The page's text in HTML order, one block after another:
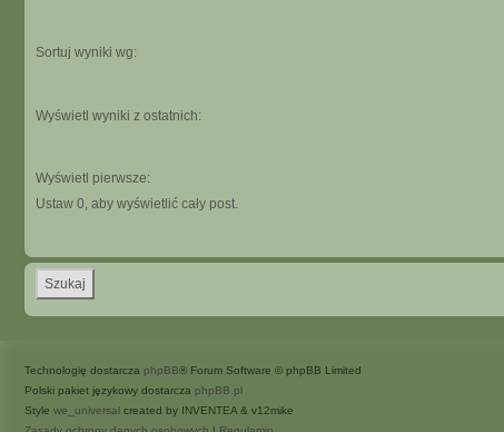
Sortuj wyniki wg:
Wyświetl wyniki z ostatnich:
Wyświetl pierwsze:
Ustaw 0, aby wyświetlić cały post.
Technologię dostarcza phpBB® Forum Software © phpBB Limited
Polski pakiet językowy dostarcza phpBB.pl
Style we_universal created by INVENTEA & v12mike